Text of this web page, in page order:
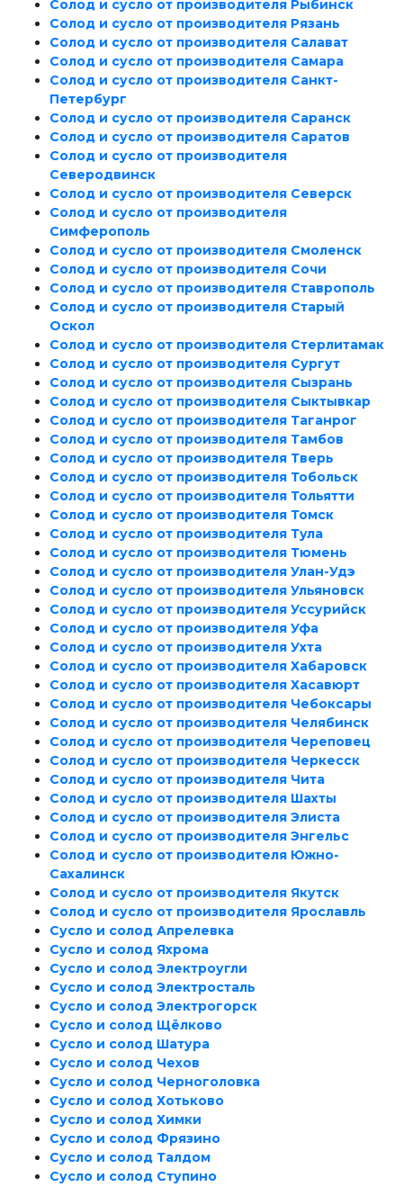
Солод и сусло от производителя Рыбинск
Солод и сусло от производителя Рязань
Солод и сусло от производителя Салават
Солод и сусло от производителя Самара
Солод и сусло от производителя Санкт-
Петербург
Солод и сусло от производителя Саранск
Солод и сусло от производителя Саратов
Солод и сусло от производителя
Северодвинск
Солод и сусло от производителя Северск
Солод и сусло от производителя
Симферополь
Солод и сусло от производителя Смоленск
Солод и сусло от производителя Сочи
Солод и сусло от производителя Ставрополь
Солод и сусло от производителя Старый
Оскол
Солод и сусло от производителя Стерлитамак
Солод и сусло от производителя Сургут
Солод и сусло от производителя Сызрань
Солод и сусло от производителя Сыктывкар
Солод и сусло от производителя Таганрог
Солод и сусло от производителя Тамбов
Солод и сусло от производителя Тверь
Солод и сусло от производителя Тобольск
Солод и сусло от производителя Тольятти
Солод и сусло от производителя Томск
Солод и сусло от производителя Тула
Солод и сусло от производителя Тюмень
Солод и сусло от производителя Улан-Удэ
Солод и сусло от производителя Ульяновск
Солод и сусло от производителя Уссурийск
Солод и сусло от производителя Уфа
Солод и сусло от производителя Ухта
Солод и сусло от производителя Хабаровск
Солод и сусло от производителя Хасавюрт
Солод и сусло от производителя Чебоксары
Солод и сусло от производителя Челябинск
Солод и сусло от производителя Череповец
Солод и сусло от производителя Черкесск
Солод и сусло от производителя Чита
Солод и сусло от производителя Шахты
Солод и сусло от производителя Элиста
Солод и сусло от производителя Энгельс
Солод и сусло от производителя Южно-
Сахалинск
Солод и сусло от производителя Якутск
Солод и сусло от производителя Ярославль
Сусло и солод Апрелевка
Сусло и солод Яхрома
Сусло и солод Электроугли
Сусло и солод Электросталь
Сусло и солод Электрогорск
Сусло и солод Щёлково
Сусло и солод Шатура
Сусло и солод Чехов
Сусло и солод Черноголовка
Сусло и солод Хотьково
Сусло и солод Химки
Сусло и солод Фрязино
Сусло и солод Талдом
Сусло и солод Ступино